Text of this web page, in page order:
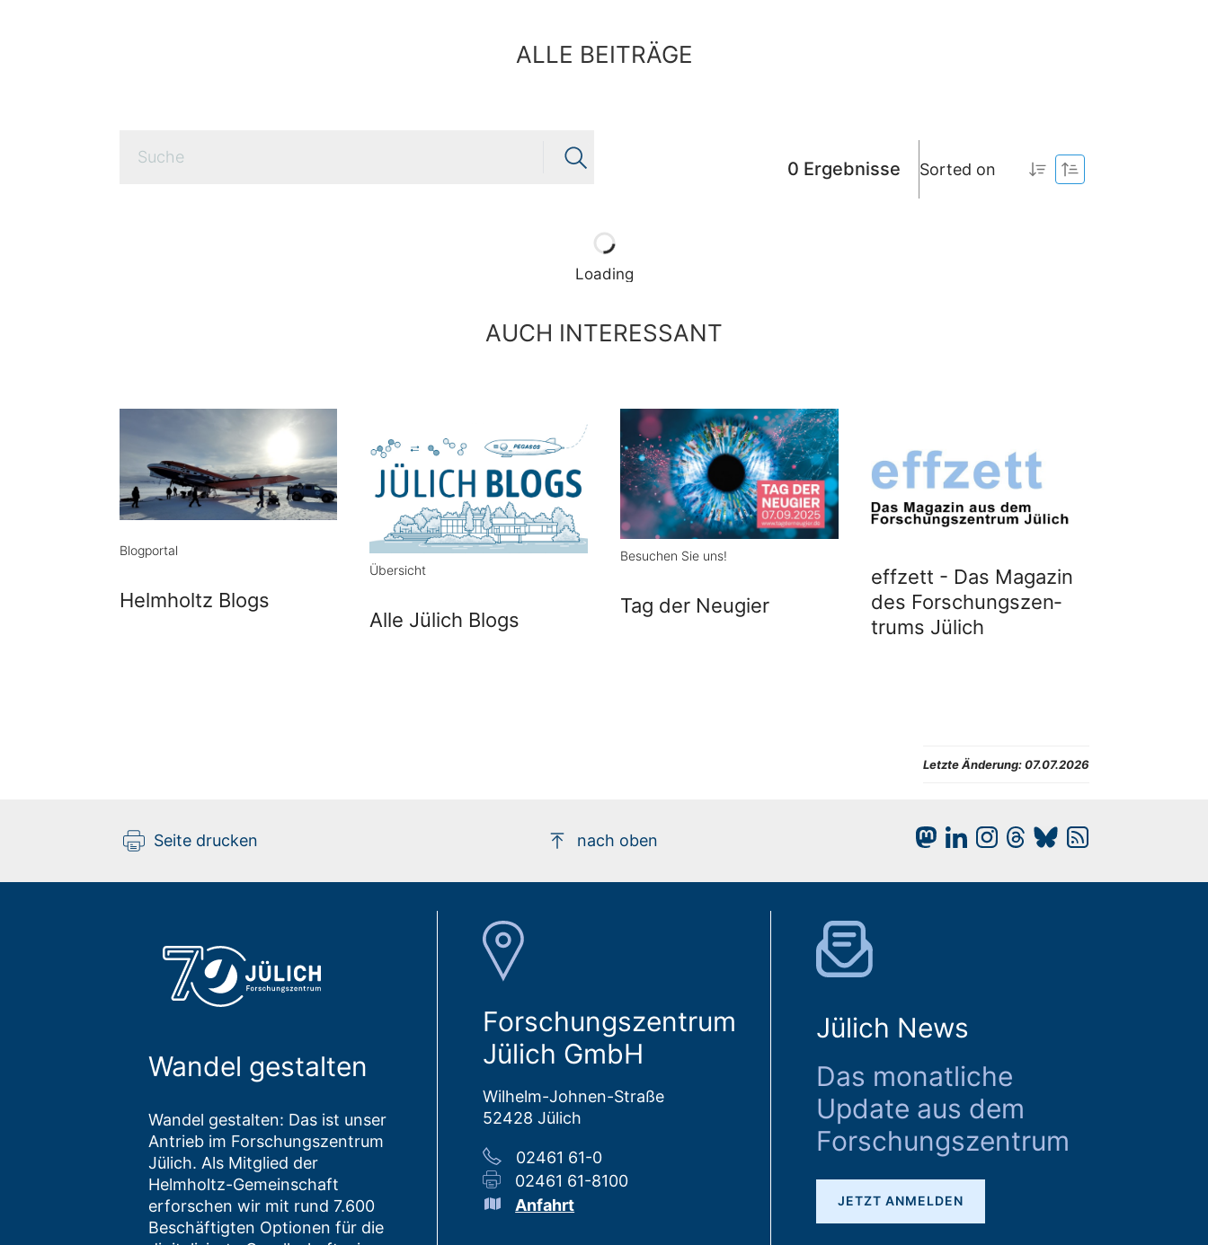
ALLE BEITRÄGE
0 Ergebnisse Sorted on
Loading
AUCH INTERESSANT
Blogportal
Helmholtz Blogs
Übersicht
Alle Jülich Blogs
Besuchen Sie uns!
Tag der Neugier
effzett - Das Maga­zin
des Forschungs­zen­
trums Jülich
Letzte Änderung: 07.07.2026
Seite drucken nach oben
Wandel gestalten
Wandel gestalten: Das ist unser
Antrieb im Forschungszentrum
Jülich. Als Mitglied der
Helmholtz-Gemeinschaft
erforschen wir mit rund 7.600
Beschäftigten Optionen für die
Forschungszentrum
Jülich GmbH
Wilhelm-Johnen-Straße
52428 Jülich
02461 61-0
02461 61-8100
Anfahrt
Jülich News
Das monatliche
Update aus dem
Forschungszentrum
JETZT ANMELDEN